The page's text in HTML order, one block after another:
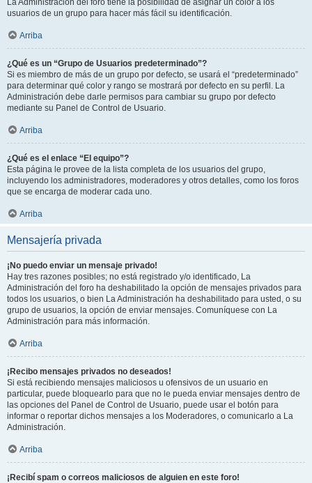
La Administración del foro tiene la posibilidad de asignar un color a los
usuarios de un grupo para hacer más fácil su identificación.
Arriba
¿Qué es un “Grupo de Usuarios predeterminado”?
Si es miembro de más de un grupo por defecto, se usará el “predeterminado”
para determinar qué color y rango se mostrará por defecto en su perfil. La
Administración debe darle permisos para cambiar su grupo por defecto
mediante su Panel de Control de Usuario.
Arriba
¿Qué es el enlace “El equipo”?
Esta página le provee de la lista completa de los usuarios del grupo,
incluyendo los administradores, moderadores y otros detalles, como los foros
que se encarga de moderar cada uno.
Arriba
Mensajería privada
¡No puedo enviar un mensaje privado!
Hay tres razones posibles; no está registrado y/o identificado, La
Administración del foro ha deshabilitado la opción de mensajes privados para
todos los usuarios, o bien La Administración ha deshabilitado para usted, o su
grupo de usuarios, la opción de enviar mensajes. Comuníquese con La
Administración para más información.
Arriba
¡Recibo mensajes privados no deseados!
Si está recibiendo mensajes maliciosos u ofensivos de un usuario en
particular, puede bloquearlo para que no le pueda enviar mensajes dentro de
las opciones del Panel de Control de Usuario, puede usar el botón para
informar o reportar dichos mensajes a los Moderadores, o comunicarlo a La
Administración.
Arriba
¡Recibí spam o correos maliciosos de alguien en este foro!